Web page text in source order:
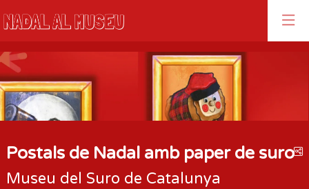
és un carrusel automàtic. Usa les fletxes del teclat o el
1
1
Postals de Nadal amb paper de suro
Museu del Suro de Catalunya